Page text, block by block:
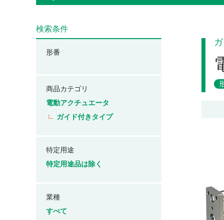
検索条件
形番
商品カテゴリ
電動アクチュエータ
ガイド付きタイプ
特定用途
特定用途品は除く
業種
すべて